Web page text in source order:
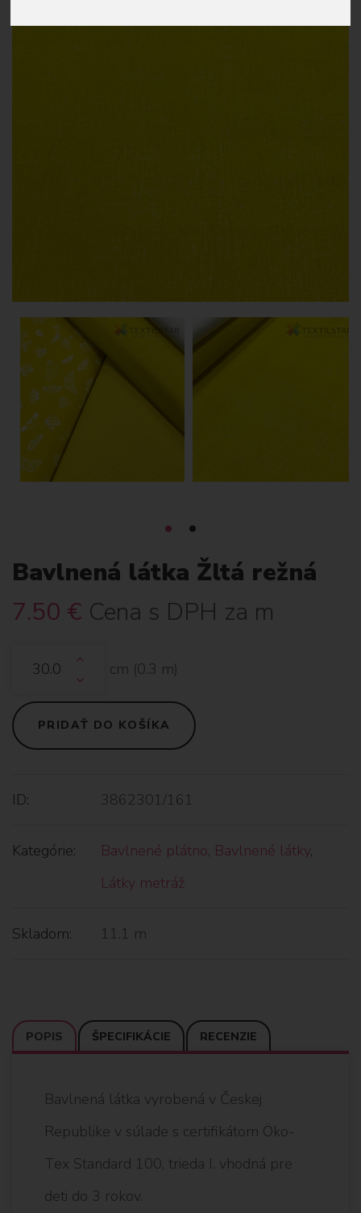
Bavlnená látka Žltá režná
7.50 € Cena s DPH za m
cm (0.3 m)
PRIDAŤ DO KOŠÍKA
ID: 3862301/161
Kategórie: Bavlnené plátno, Bavlnené látky,
Látky metráž
Skladom: 11.1 m
POPIS ŠPECIFIKÁCIE RECENZIE
Bavlnená látka vyrobená v Českej
Republike v súlade s certifikátom Öko-
Tex Standard 100, trieda I. vhodná pre
deti do 3 rokov.